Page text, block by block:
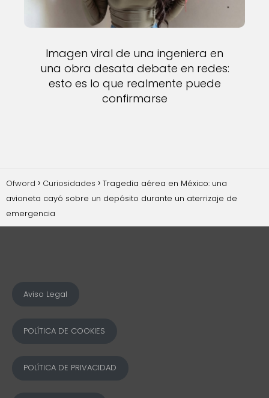
Imagen viral de una ingeniera en
una obra desata debate en redes:
esto es lo que realmente puede
confirmarse
Ofword Curiosidades
Tragedia aérea en México: una
avioneta cayó sobre un depósito durante un aterrizaje de
emergencia
Aviso Legal
POLÍTICA DE COOKIES
POLÍTICA DE PRIVACIDAD